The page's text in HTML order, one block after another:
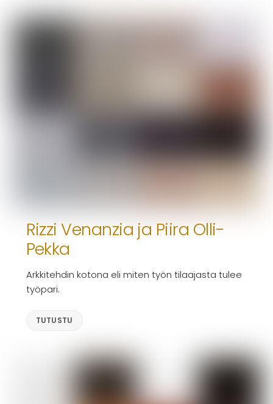
Rizzi Venanzia ja Piira Olli-
Pekka
Arkkitehdin kotona eli miten työn tilaajasta tulee
työpari.
TUTUSTU